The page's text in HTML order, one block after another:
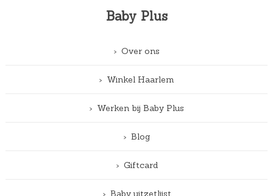
Baby Plus
Over ons
Winkel Haarlem
Werken bij Baby Plus
Blog
Giftcard
Baby uitzetlijst